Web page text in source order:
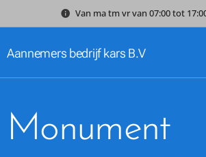
Van ma tm vr van 07:00 tot
Aannemers bedrijf kars B.V
Monument